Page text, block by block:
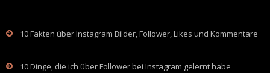
10 Fakten über Instagram Bilder, Follower, Likes und Kommentare
10 Dinge, die ich über Follower bei Instagram gelernt habe